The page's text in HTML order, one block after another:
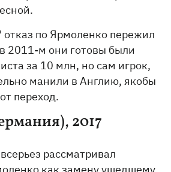
по Ярмоленко пережил
2011-м они готовы были
за 10 млн, но сам игрок,
манили в Англию, якобы
переход.
2017
рассматривал